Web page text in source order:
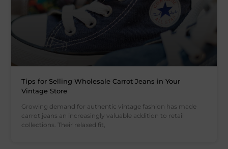
Tips for Selling Wholesale Carrot Jeans in Your
Vintage Store
Growing demand for authentic vintage fashion has made
carrot jeans an increasingly valuable addition to retail
collections. Their relaxed fit,